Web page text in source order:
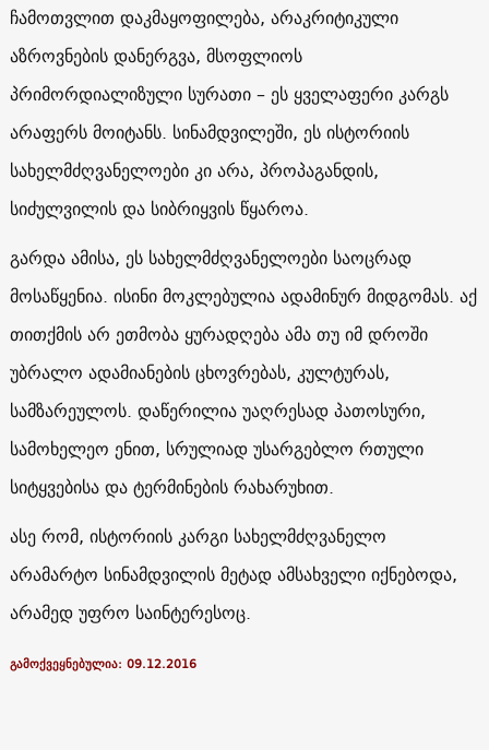
ჩამოთვლით დაკმაყოფილება, არაკრიტიკული
აზროვნების დანერგვა, მსოფლიოს
პრიმორდიალიზული სურათი – ეს ყველაფერი კარგს
არაფერს მოიტანს. სინამდვილეში, ეს ისტორიის
სახელმძღვანელოები კი არა, პროპაგანდის,
სიძულვილის და სიბრიყვის წყაროა.
გარდა ამისა, ეს სახელმძღვანელოები საოცრად
მოსაწყენია. ისინი მოკლებულია ადამინურ მიდგომას. აქ
თითქმის არ ეთმობა ყურადღება ამა თუ იმ დროში
უბრალო ადამიანების ცხოვრებას, კულტურას,
სამზარეულოს. დაწერილია უაღრესად პათოსური,
სამოხელეო ენით, სრულიად უსარგებლო რთული
სიტყვებისა და ტერმინების რახარუხით.
ასე რომ, ისტორიის კარგი სახელმძღვანელო
არამარტო სინამდვილის მეტად ამსახველი იქნებოდა,
არამედ უფრო საინტერესოც.
გამოქვეყნებულია: 09.12.2016